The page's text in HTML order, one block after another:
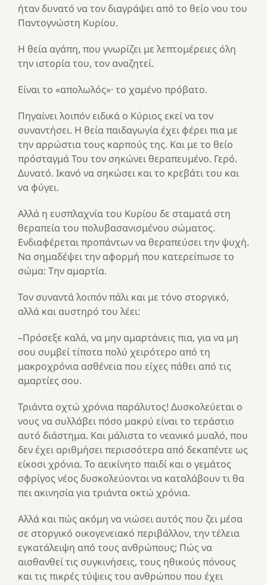
ήταν δυνατό να τον διαγράψει από το θείο νου του
Παντογνώστη Κυρίου.
Η θεία αγάπη, που γνωρίζει με λεπτομέρειες όλη
την ιστορία του, τον αναζητεί.
Είναι το «απολωλός»· το χαμένο πρόβατο.
Πηγαίνει λοιπόν ειδικά ο Κύριος εκεί να τον
συναντήσει. Η θεία παιδαγωγία έχει φέρει πια με
την αρρώστια τους καρπούς της. Και με το θείο
πρόσταγμά Του τον σηκώνει θεραπευμένο. Γερό.
Δυνατό. Ικανό να σηκώσει και το κρεβάτι του και
να φύγει.
Αλλά η ευσπλαχνία του Κυρίου δε σταματά στη
θεραπεία του πολυβασανισμένου σώματος.
Ενδιαφέρεται προπάντων να θεραπεύσει την ψυχή.
Να σημαδέψει την αφορμή που κατερείπωσε το
σώμα: Την αμαρτία.
Τον συναντά λοιπόν πάλι και με τόνο στοργικό,
αλλά και αυστηρό του λέει:
–Πρόσεξε καλά, να μην αμαρτάνεις πια, για να μη
σου συμβεί τίποτα πολύ χειρότερο από τη
μακροχρόνια ασθένεια που είχες πάθει από τις
αμαρτίες σου.
Τριάντα οχτώ χρόνια παράλυτος! Δυσκολεύεται ο
νους να συλλάβει πόσο μακρύ είναι το τεράστιο
αυτό διάστημα. Και μάλιστα το νεανικό μυαλό, που
δεν έχει αριθμήσει περισσότερα από δεκαπέντε ως
είκοσι χρόνια. Το αεικίνητο παιδί και ο γεμάτος
σφρίγος νέος δυσκολεύονται να καταλάβουν τι θα
πει ακινησία για τριάντα οκτώ χρόνια.
Αλλά και πώς ακόμη να νιώσει αυτός που ζει μέσα
σε στοργικό οικογενειακό περιβάλλον, την τέλεια
εγκατάλειψη από τους ανθρώπους; Πώς να
αισθανθεί τις συγκινήσεις, τους ηθικούς πόνους
και τις πικρές τύψεις του ανθρώπου που έχει